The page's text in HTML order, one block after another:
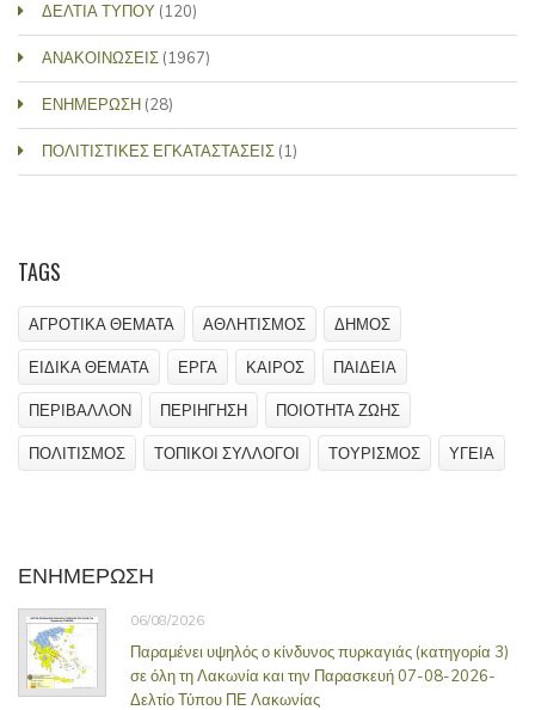
ΔΕΛΤΙΑ ΤΥΠΟΥ (120)
ΑΝΑΚΟΙΝΩΣΕΙΣ (1967)
ΕΝΗΜΕΡΩΣΗ (28)
ΠΟΛΙΤΙΣΤΙΚΕΣ ΕΓΚΑΤΑΣΤΑΣΕΙΣ (1)
TAGS
ΑΓΡΟΤΙΚΑ ΘΕΜΑΤΑ ΑΘΛΗΤΙΣΜΟΣ ΔΗΜΟΣ
ΕΙΔΙΚΑ ΘΕΜΑΤΑ ΕΡΓΑ ΚΑΙΡΟΣ ΠΑΙΔΕΙΑ
ΠΕΡΙΒΑΛΛΟΝ ΠΕΡΙΗΓΗΣΗ ΠΟΙΟΤΗΤΑ ΖΩΗΣ
ΠΟΛΙΤΙΣΜΟΣ ΤΟΠΙΚΟΙ ΣΥΛΛΟΓΟΙ ΤΟΥΡΙΣΜΟΣ ΥΓΕΙΑ
ΕΝΗΜΕΡΩΣΗ
06/08/2026
Παραμένει υψηλός ο κίνδυνος πυρκαγιάς (κατηγορία 3)
σε όλη τη Λακωνία και την Παρασκευή 07-08-2026-
Δελτίο Τύπου ΠΕ Λακωνίας